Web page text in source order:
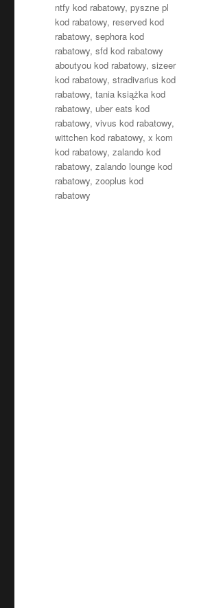
ntfy kod rabatowy,pyszne pl
kod rabatowy, reserved kod
rabatowy,sephora kod
rabatowy,sfd kod rabatowy
aboutyou kod rabatowy,sizeer
kod rabatowy,stradivarius kod
rabatowy,tania książka kod
rabatowy, uber eats kod
rabatowy,vivus kod rabatowy,
wittchen kod rabatowy,x kom
kod rabatowy,zalando kod
rabatowy,zalando lounge kod
rabatowy,zooplus kod
rabatowy